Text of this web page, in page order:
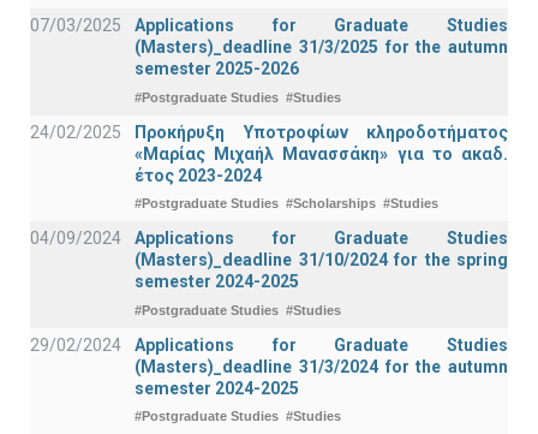
07/03/2025
Applications for Graduate Studies
(Masters)_deadline 31/3/2025 for the autumn
semester 2025-2026
#Postgraduate Studies #Studies
24/02/2025
Προκήρυξη Υποτροφίων κληροδοτήματος
«Μαρίας Μιχαήλ Μανασσάκη» για το ακαδ.
έτος 2023-2024
#Postgraduate Studies #Scholarships #Studies
04/09/2024
Applications for Graduate Studies
(Masters)_deadline 31/10/2024 for the spring
semester 2024-2025
#Postgraduate Studies #Studies
29/02/2024
Applications for Graduate Studies
(Masters)_deadline 31/3/2024 for the autumn
semester 2024-2025
#Postgraduate Studies #Studies